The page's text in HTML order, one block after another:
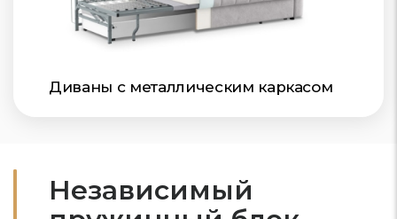
Диваны с металлическим каркасом
Независимый